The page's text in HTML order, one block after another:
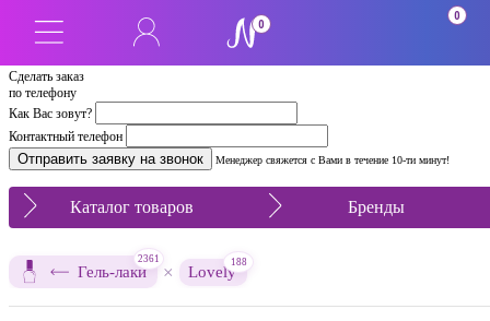
Сделать заказ
по телефону
Как Вас зовут?
Контактный телефон
Менеджер свяжется с Вами в течение 10-ти минут!
0
0
Каталог товаров Бренды
Гель-лаки
2361
× Lovely
188